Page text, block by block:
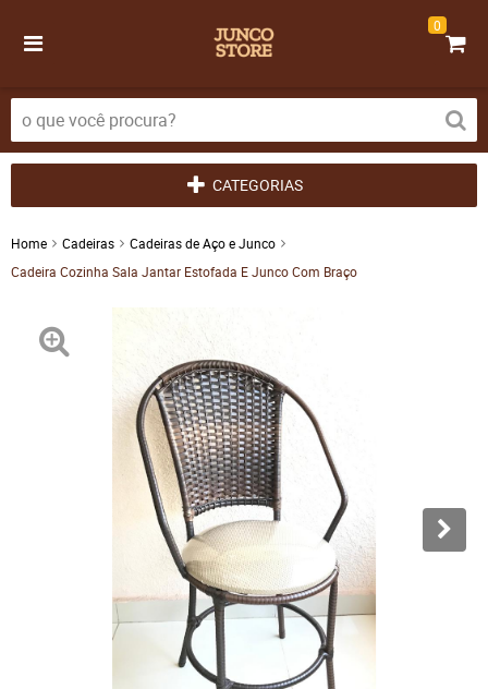
0
CATEGORIAS
Home Cadeiras
Cadeiras de Aço e Junco
Cadeira Cozinha Sala Jantar Estofada E Junco Com Braço